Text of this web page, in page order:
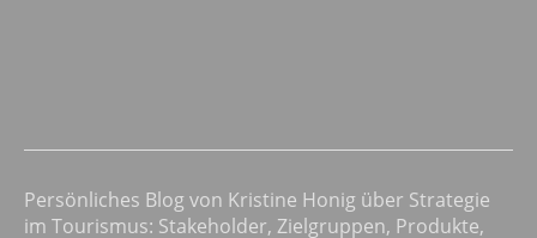
Persönliches Blog von Kristine Honig über Strategie
im Tourismus: Stakeholder, Zielgruppen, Produkte,